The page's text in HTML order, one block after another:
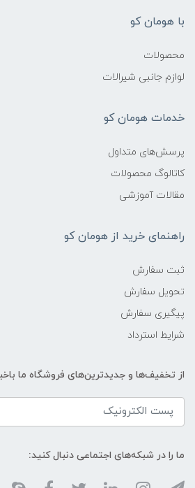
با هومان کو
محصولات
لوازم جانبی شیرالات
خدمات هومان کو
پرسش‌های متداول
کاتالوگ محصولات
مقالات آموزشی
راهنمای خرید از هومان کو
ثبت سفارش
تحویل سفارش
پیگیری سفارش
شرایط استرداد
از تخفیف‌ها و جدیدترین‌های فروشگاه ما
ما را در شبکه‌های اجتماعی دنبال کنید: